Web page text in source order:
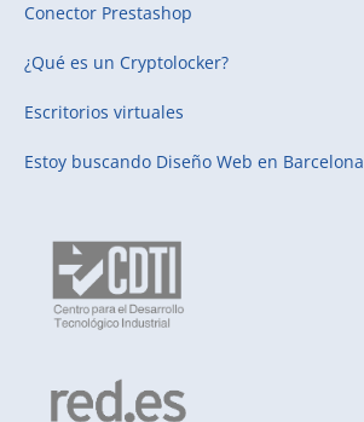
Conector Prestashop
¿Qué es un Cryptolocker?
Escritorios virtuales
Estoy buscando Diseño Web en Barcelona